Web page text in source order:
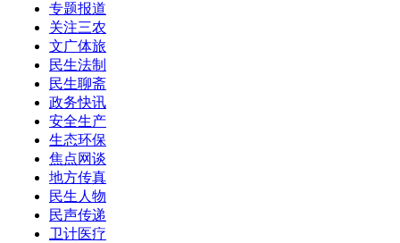
专题报道
关注三农
文广体旅
民生法制
民生聊斋
政务快讯
安全生产
生态环保
焦点网谈
地方传真
民生人物
民声传递
卫计医疗